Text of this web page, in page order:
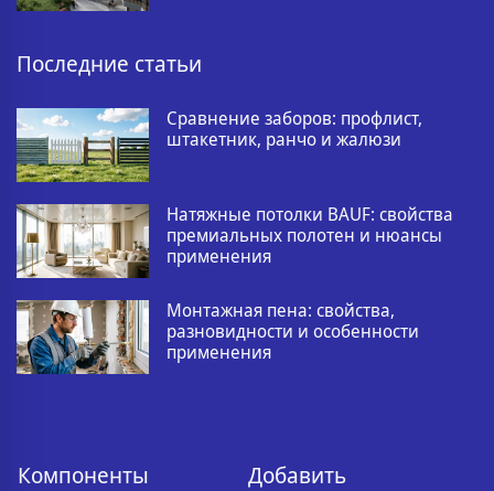
Последние статьи
Сравнение заборов: профлист,
штакетник, ранчо и жалюзи
Натяжные потолки BAUF: свойства
премиальных полотен и нюансы
применения
Монтажная пена: свойства,
разновидности и особенности
применения
Компоненты Добавить